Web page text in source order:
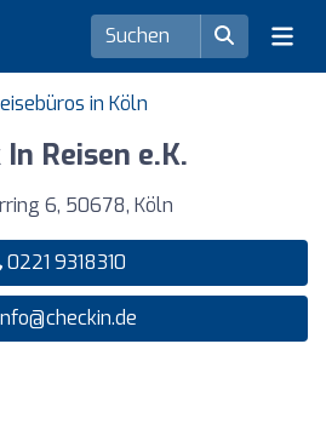
in Köln
In Reisen e.K.
6, 50678, Köln
0221 9318310